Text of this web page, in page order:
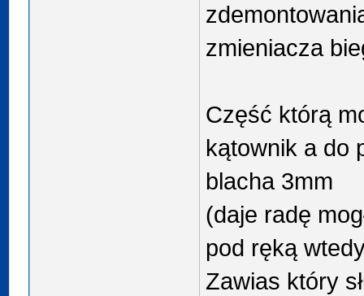
zmieniacza
Część którą
kątownik a do
blacha 3mm
(daje radę
pod ręką
Zawias który